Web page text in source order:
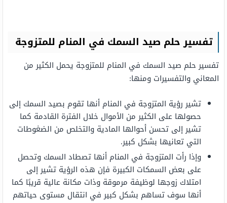
تفسير حلم صيد السمك في المنام للمتزوجة
تفسير حلم صيد السمك في المنام للمتزوجة يحمل الكثير من
المعاني والتفسيرات ومنها:
تشير رؤية المتزوجة في المنام أنها تقوم بصيد السمك إلى
حصولها على الكثير من الأموال خلال الفترة القادمة كما
تشير إلى تحسن أحوالها المادية والتخلص من الضغوطات
التي تعانيها بشكل كبير.
وإذا رأت المتزوجة في المنام أنها تصطاد السمك وتحصل
على بعض السمكات الكبيرة فإن هذه الرؤية تشير إلى
امتلاك زوجها لوظيفة مرموقة وذات مكانة عالية قريبًا كما
أنها سوف تساهم بشكل كبير في انتقال مستوى حياتهم